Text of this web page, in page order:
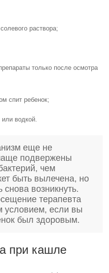
раствора;
только после осмотра
спит ребенок;
или водкой.
еще не
подвержены
чем
быть вылечена, но
снова возникнуть.
терапевта
условием, если вы
был здоровым.
при кашле